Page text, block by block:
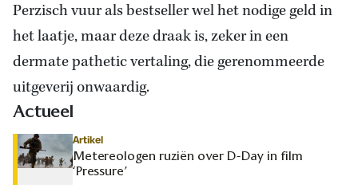
Perzisch vuur als bestseller wel het nodige geld in
het laatje, maar deze draak is, zeker in een
dermate pathetic vertaling, die gerenommeerde
uitgeverij onwaardig.
Actueel
Artikel
Metereologen ruziën over D-Day in film
‘Pressure’